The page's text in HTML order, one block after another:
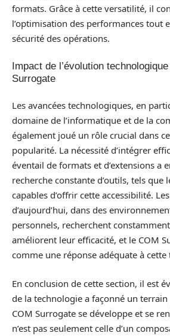
formats. Grâce à cette versatilité, il
l’optimisation des performances tout
sécurité des opérations.
Impact de l’évolution
Surrogate
Les avancées technologiques, en
domaine de l’informatique et de la
également joué un rôle crucial dans
popularité. La nécessité d’intégrer
éventail de formats et d’extensions a
recherche constante d’outils, tels que
capables d’offrir cette accessibilité.
d’aujourd’hui, dans des
personnels, recherchent
améliorent leur efficacité, et le COM
comme une réponse adéquate à cette
En conclusion de cette section, il est
de la technologie a façonné un
COM Surrogate se développe et se
n’est pas seulement celle d’un